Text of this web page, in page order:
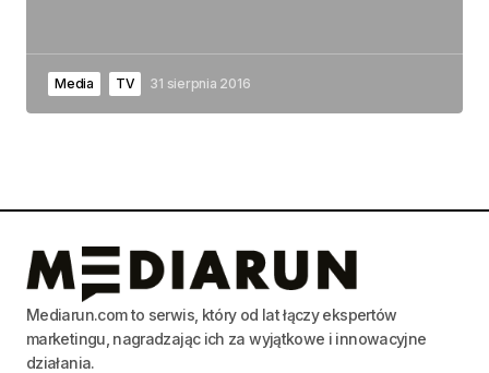
Media TV 31 sierpnia 2016
Mediarun.com to serwis, który od lat łączy ekspertów
marketingu, nagradzając ich za wyjątkowe i innowacyjne
działania.